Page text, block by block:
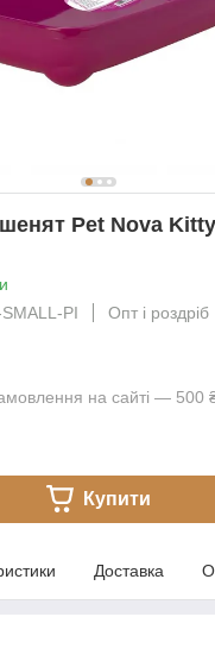
Pet Nova
PI
Опт і роздріб
на сайті — 500
Купити
Доставка